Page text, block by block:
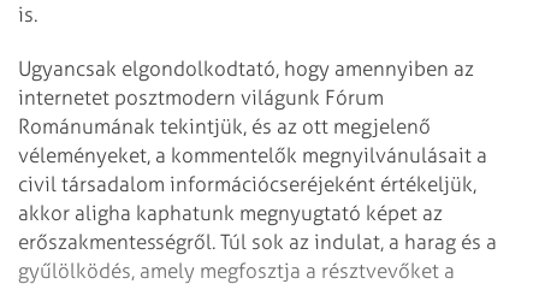
is.
Ugyancsak elgondolkodtató, hogy amennyiben az
internetet posztmodern világunk Fórum
Románumának tekintjük, és az ott megjelenő
véleményeket, a kommentelők megnyilvánulásait a
civil társadalom információcseréjeként értékeljük,
akkor aligha kaphatunk megnyugtató képet az
erőszakmentességről. Túl sok az indulat, a harag és a
gyűlölködés, amely megfosztja a résztvevőket a